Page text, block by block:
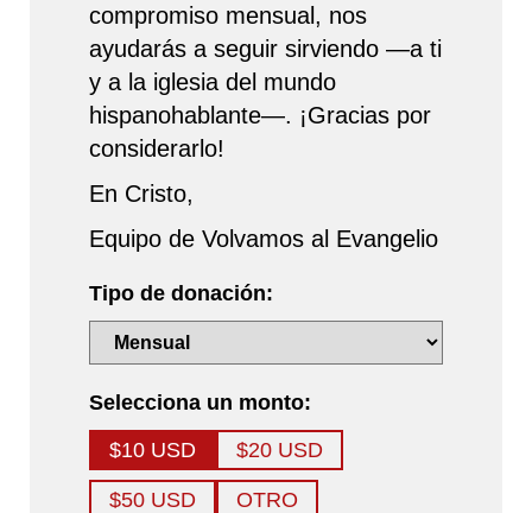
compromiso mensual, nos
ayudarás a seguir sirviendo —a ti
y a la iglesia del mundo
hispanohablante—. ¡Gracias por
considerarlo!
En Cristo,
Equipo de Volvamos al Evangelio
Tipo de donación:
Selecciona un monto:
$10 USD
$20 USD
$50 USD OTRO